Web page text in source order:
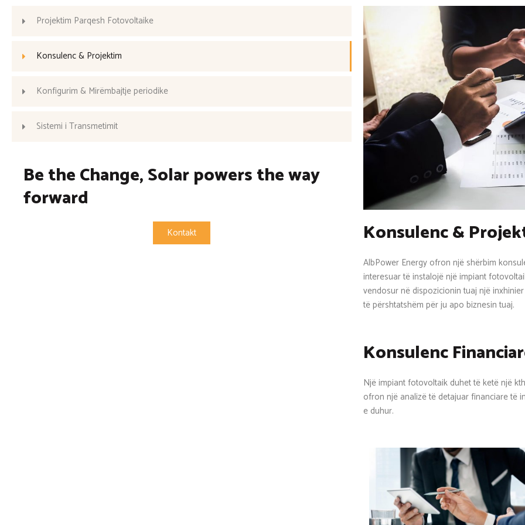
Projektim Parqesh Fotovoltaike
Konsulenc & Projektim
Konfigurim & Mirëmbajtje periodike
Sistemi i Transmetimit
Be the Change, Solar powers the way
forward
Kontakt Konsulenc &
AlbPower Energy ofron një shërbim
interesuar të instalojë një impiant
vendosur në dispozicionin tuaj një
të përshtatshëm për ju apo biznesin tuaj.
Konsulenc
Një impiant fotovoltaik duhet të ketë një
ofron një analizë të detajuar financiare të
e duhur.